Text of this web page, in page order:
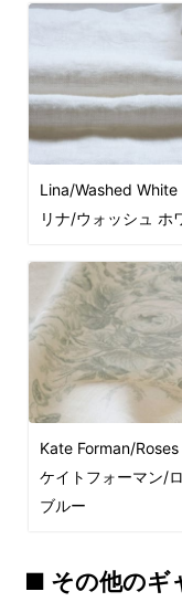
Lina/Washed White
リナ/ウォッシュ ホ
Kate Forman/
ケイトフォーマン/
ブルー
■ その他のギ